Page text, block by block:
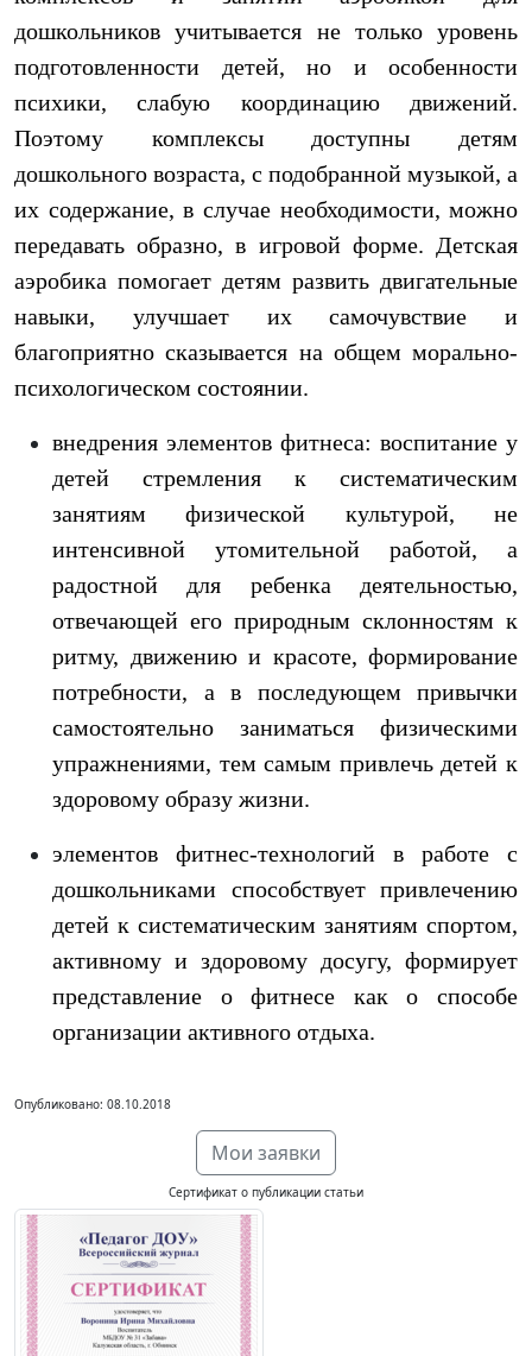
дошкольников учитывается не только уровень
подготовленности детей, но и особенности
психики, слабую координацию движений.
Поэтому комплексы доступны детям
дошкольного возраста, с подобранной музыкой, а
их содержание, в случае необходимости, можно
передавать образно, в игровой форме. Детская
аэробика помогает детям развить двигательные
навыки, улучшает их самочувствие и
благоприятно сказывается на общем морально-
психологическом состоянии.
внедрения элементов фитнеса: воспитание у
детей стремления к систематическим
занятиям физической культурой, не
интенсивной утомительной работой, а
радостной для ребенка деятельностью,
отвечающей его природным склонностям к
ритму, движению и красоте, формирование
потребности, а в последующем привычки
самостоятельно заниматься физическими
упражнениями, тем самым привлечь детей к
здоровому образу жизни.
элементов фитнес-технологий в работе с
дошкольниками способствует привлечению
детей к систематическим занятиям спортом,
активному и здоровому досугу, формирует
представление о фитнесе как о способе
организации активного отдыха.
Опубликовано: 08.10.2018
Мои заявки
Сертификат о публикации статьи